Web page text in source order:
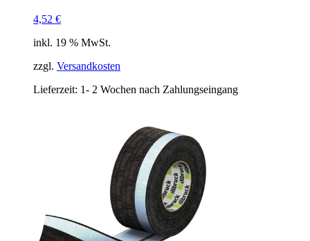
4,52 €
inkl. 19 % MwSt.
zzgl. Versandkosten
Lieferzeit: 1- 2 Wochen nach Zahlungseingang